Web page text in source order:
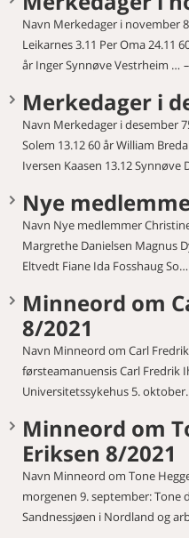
Navn Merkedager i november
Leikarnes 3.11 Per Oma 24.11
år Inger Synnøve Vestrheim …
Merkedager i
Navn Merkedager i desember
Solem 13.12 60 år William
Iversen Kaasen 13.12 Synnøve
Nye
Navn Nye medlemmer
Margrethe Danielsen Magnus
Eltvedt Fiane Ida Fosshaug So…
Minneord om
8/2021
Navn Minneord om Carl
førsteamanuensis Carl Fredrik
Universitetssykehus 5.
Minneord om
Eriksen 8/2021
Navn Minneord om Tone
morgenen 9. september: Tone
Sandnessjøen i Nordland og